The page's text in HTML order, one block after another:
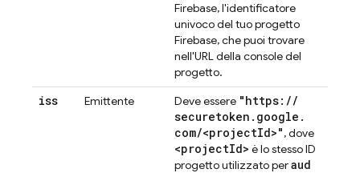
Firebase, l'identificatore
univoco del tuo progetto
Firebase, che puoi trovare
nell'URL della console del
progetto.
iss Emittente Deve essere "https: //
securetoken . google .
com/<projectId>", dove
<projectId> è lo stesso ID
progetto utilizzato peraud